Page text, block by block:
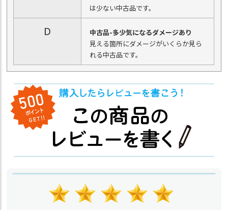
は少ない中古品です。
D
中古品-多少気になるダメージあり
見える箇所にダメージがいくらか見ら
れる中古品です。